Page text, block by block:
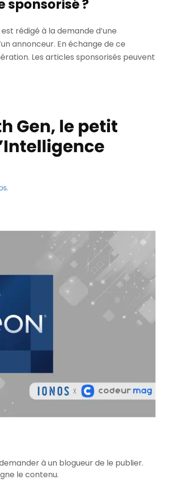
sponsorisé ?
rédigé à la demande d’une
annonceur. En échange de ce
Les articles sponsorisés peuvent
à un blogueur de le publier.
le contenu.